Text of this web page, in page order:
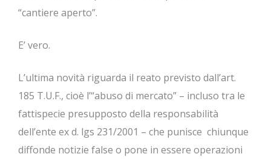
“cantiere aperto”.
E’ vero.
L’ultima novità riguarda il reato previsto dall’art.
185 T.U.F., cioè l’“abuso di mercato” – incluso tra le
fattispecie presupposto della responsabilità
dell’ente ex d. lgs 231/2001 – che punisce chiunque
diffonde notizie false o pone in essere operazioni